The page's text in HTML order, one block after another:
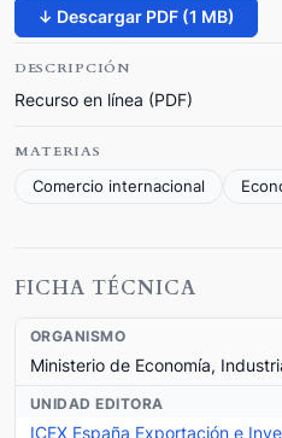
↓ Descargar PDF (1 MB)
DESCRIPCIÓN
Recurso en línea (PDF)
MATERIAS
Comercio internacional
FICHA TÉCNICA
ORGANISMO
Ministerio de Economía,
UNIDAD EDITORA
ICEX España Exportación e